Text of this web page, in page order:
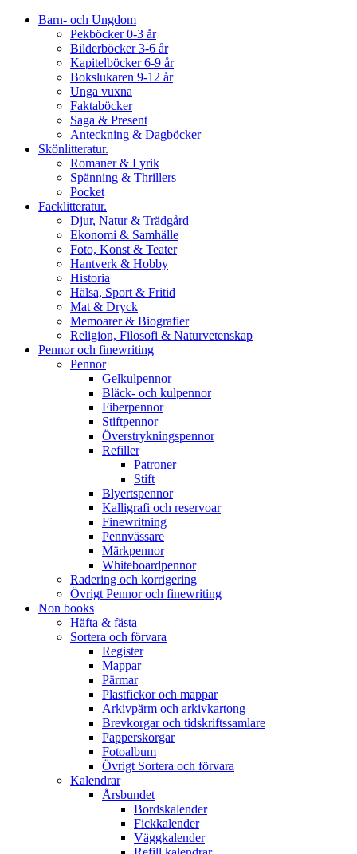
Barn- och Ungdom
Pekböcker 0-3 år
Bilderböcker 3-6 år
Kapitelböcker 6-9 år
Bokslukaren 9-12 år
Unga vuxna
Faktaböcker
Saga & Present
Anteckning & Dagböcker
Skönlitteratur.
Romaner & Lyrik
Spänning & Thrillers
Pocket
Facklitteratur.
Djur, Natur & Trädgård
Ekonomi & Samhälle
Foto, Konst & Teater
Hantverk & Hobby
Historia
Hälsa, Sport & Fritid
Mat & Dryck
Memoarer & Biografier
Religion, Filosofi & Naturvetenskap
Pennor och finewriting
Pennor
Gelkulpennor
Bläck- och kulpennor
Fiberpennor
Stiftpennor
Överstrykningspennor
Refiller
Patroner
Stift
Blyertspennor
Kalligrafi och reservoar
Finewritning
Pennvässare
Märkpennor
Whiteboardpennor
Radering och korrigering
Övrigt Pennor och finewriting
Non books
Häfta & fästa
Sortera och förvara
Register
Mappar
Pärmar
Plastfickor och mappar
Arkivpärm och arkivkartong
Brevkorgar och tidskriftssamlare
Papperskorgar
Fotoalbum
Övrigt Sortera och förvara
Kalendrar
Årsbundet
Bordskalender
Fickkalender
Väggkalender